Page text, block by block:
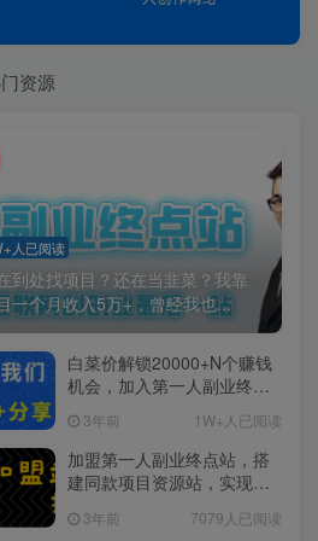
资源
人已阅读
到处找项目？还在当韭菜？我靠
一个月收入5万+，曾经我也...
白菜价解锁20000+N个赚钱
机会，加入第一人副业终点
习。3年前 1W+人已阅读
加盟第一人副业终点站，搭
建同款项目资源站，实现日
3年前 7079人已阅读